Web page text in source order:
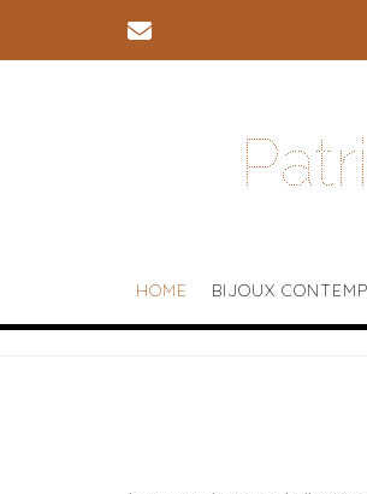
content
HOME BIJOUX